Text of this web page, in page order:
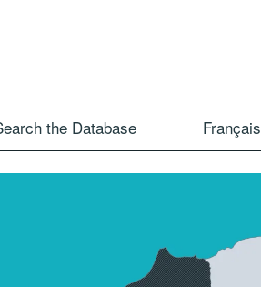
the Database Français